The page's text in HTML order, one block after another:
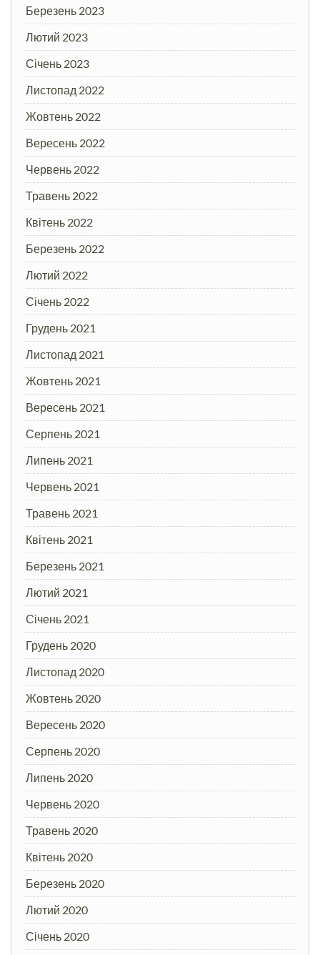
Березень 2023
Лютий 2023
Січень 2023
Листопад 2022
Жовтень 2022
Вересень 2022
Червень 2022
Травень 2022
Квітень 2022
Березень 2022
Лютий 2022
Січень 2022
Грудень 2021
Листопад 2021
Жовтень 2021
Вересень 2021
Серпень 2021
Липень 2021
Червень 2021
Травень 2021
Квітень 2021
Березень 2021
Лютий 2021
Січень 2021
Грудень 2020
Листопад 2020
Жовтень 2020
Вересень 2020
Серпень 2020
Липень 2020
Червень 2020
Травень 2020
Квітень 2020
Березень 2020
Лютий 2020
Січень 2020